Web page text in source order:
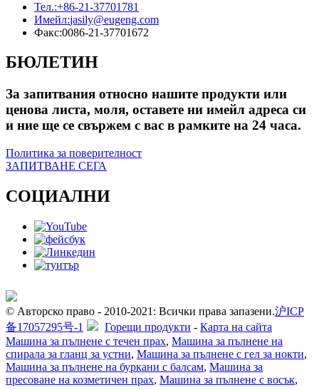
Тел.:+86-21-37701781
Имейл:jasily@eugeng.com
Факс:0086-21-37701672
БЮЛЕТИН
За запитвания относно нашите продукти или
ценова листа, моля, оставете ни имейл адреса си
и ние ще се свържем с вас в рамките на 24 часа.
Политика за поверителност
ЗАПИТВАНЕ СЕГА
СОЦИАЛНИ
© Авторско право - 2010-2021: Всички права запазени.沪ICP
备17057295号-1
Горещи продукти - Карта на сайта
Машина за пълнене с течен прах, Машина за пълнене на
спирала за гланц за устни, Машина за пълнене с гел за нокти,
Машина за пълнене на буркани с балсам, Машина за
пресоване на козметичен прах, Машина за пълнене с восък,